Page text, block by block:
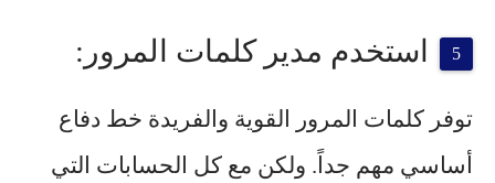
استخدم مدير كلمات المرور:
توفر كلمات المرور القوية والفريدة خط دفاع
أساسي مهم جداً. ولكن مع كل الحسابات التي